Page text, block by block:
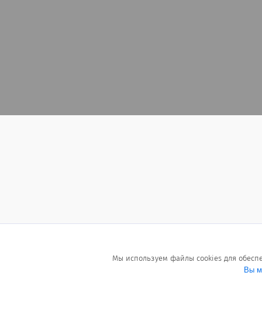
Мы используем файлы cookies для
Вы